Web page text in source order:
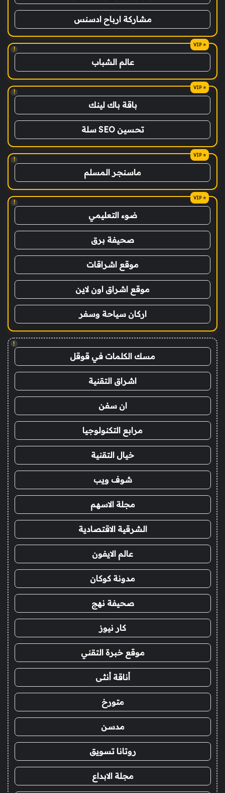
مشاركة ارباح ادسنس
!
عالم الشباب
!
باقة باك لينك
تحسين SEO سلة
!
ماسنجر المسلم
!
ضوء التعليمي
صحيفة برق
موقع اشراقات
موقع اشراق اون لاين
اركان سياحة وسفر
!
مسك الكلمات في قوقل
اشراق التقنية
ان سفن
مرابع التكنولوجيا
خيال التقنية
شوف ويب
مجلة الاسهم
الشرقية الاقتصادية
عالم الايفون
مدونة كوكان
صحيفة نهج
كار نيوز
موقع خبرة التقني
أناقة أنثى
متورخ
مدسن
روتانا تسويق
مجلة الابداع